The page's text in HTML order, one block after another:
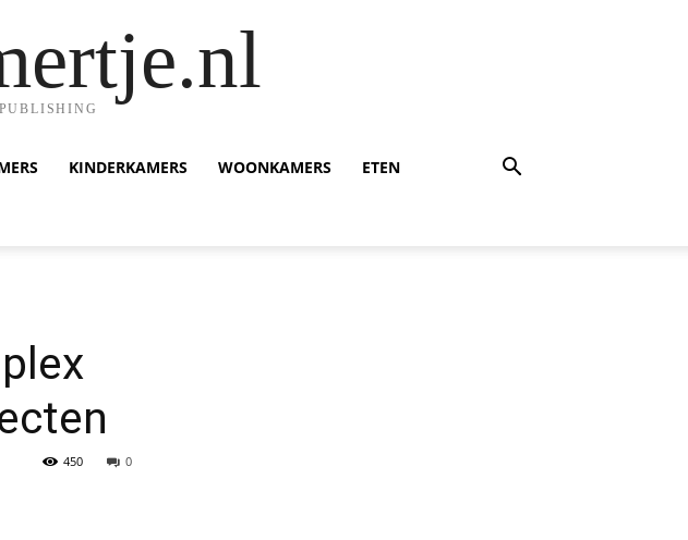
KINDERKAMERS WOONKAMERS ETEN
0
450